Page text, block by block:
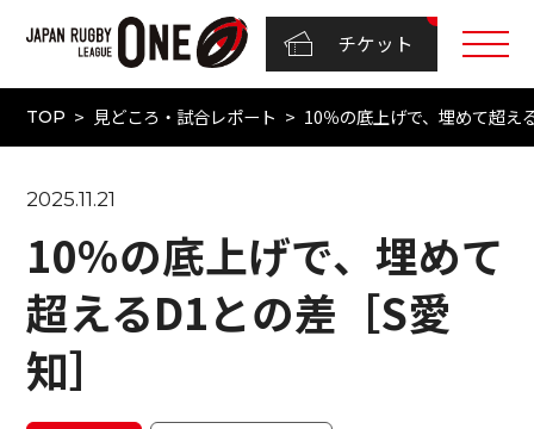
チケット
TOP 見どころ・試合レポート 10％の底上げで、埋めて超え
2025.11.21
10％の底上げで、埋めて
超えるD1との差［S愛
知］